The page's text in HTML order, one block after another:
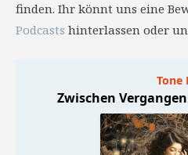
finden. Ihr könnt uns eine
Podcasts hinterlassen oder